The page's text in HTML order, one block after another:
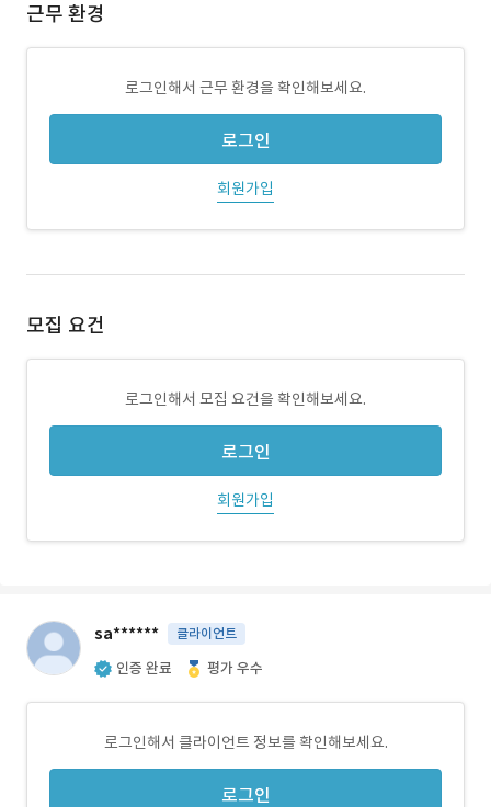
근무 환경
로그인해서 근무 환경을 확인해보세요.
로그인
회원가입
모집 요건
로그인해서 모집 요건을 확인해보세요.
로그인
회원가입
sa****** 클라이언트
인증 완료 평가 우수
로그인해서 클라이언트 정보를 확인해보세요.
로그인